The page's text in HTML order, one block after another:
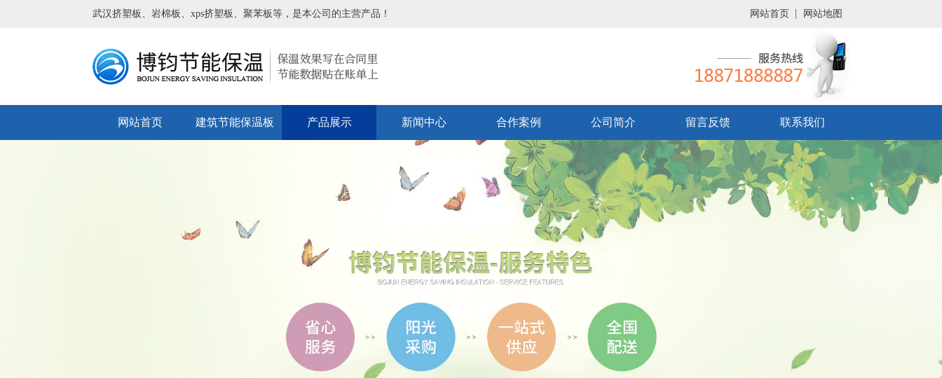
武汉挤塑板、岩棉板、xps挤塑板、聚苯板等，是本公司的主营产品！ 网站首页 网站地图
网站首页 建筑节能保温板 产品展示 新闻中心 合作案例 公司简介 留言反馈 联系我们